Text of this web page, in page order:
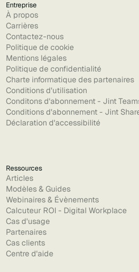
Entreprise
À propos
Carrières
Contactez-nous
Politique de cookie
Mentions légales
Politique de confidentialité
Charte informatique des partenaires
Conditions d'utilisation
Conditons d'abonnement - Jint
Conditions d'abonnement - Jint
Déclaration d'accessibilité
Ressources
Articles
Modèles & Guides
Webinaires & Évènements
Calcuteur ROI - Digital Workplace
Cas d'usage
Partenaires
Cas clients
Centre d'aide